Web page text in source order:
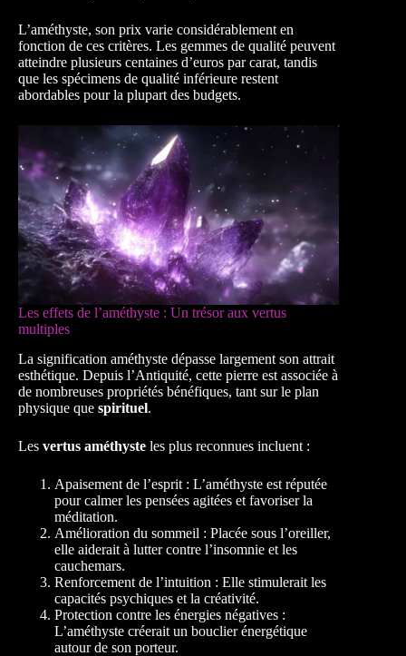
L’améthyste, son prix varie considérablement en
fonction de ces critères. Les gemmes de qualité peuvent
atteindre plusieurs centaines d’euros par carat, tandis
que les spécimens de qualité inférieure restent
abordables pour la plupart des budgets.
Les effets de l’améthyste : Un trésor aux vertus
multiples
La signification améthyste dépasse largement son attrait
esthétique. Depuis l’Antiquité, cette pierre est associée à
de nombreuses propriétés bénéfiques, tant sur le plan
physique que spirituel.
Les vertus améthyste les plus reconnues incluent :
Apaisement de l’esprit : L’améthyste est réputée
pour calmer les pensées agitées et favoriser la
méditation.
Amélioration du sommeil : Placée sous l’oreiller,
elle aiderait à lutter contre l’insomnie et les
cauchemars.
Renforcement de l’intuition : Elle stimulerait les
capacités psychiques et la créativité.
Protection contre les énergies négatives :
L’améthyste créerait un bouclier énergétique
autour de son porteur.